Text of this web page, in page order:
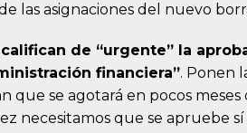
las asignaciones del nuevo
califican de “urgente” la
financiera”. Ponen
que se agotará en pocos
necesitamos que se apruebe